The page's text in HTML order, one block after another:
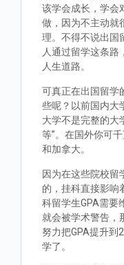
该学会成长，学会
做，因为不主动就
理。不得不说出国
人通过留学这条路
人生道路。
可真正在出国留学
些呢？以前国内大
大学不是完整的大
等”。在国外你可
和加拿大。
因为在这些院校留
的，挂科直接影响
科留学生GPA需要
就会被学术警告，
努力把GPA提升到
学了。